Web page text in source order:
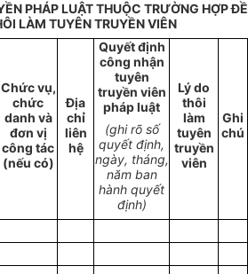
PHÁP LUẬT THUỘC TRƯỜNG HỢP ĐỀ
LÀM TUYÊN TRUYỀN VIÊN
Chức vụ,
chức
danh và
đơn vị
công tác
(nếu có)
Địa
chỉ
liên
hệ
Quyết định
công nhận
tuyên
truyền viên
pháp luật
(ghi rõ số
quyết định,
ngày, tháng,
năm ban
hành quyết
định)
Lý do
thôi
làm
tuyên
truyền
viên
Ghi
chú